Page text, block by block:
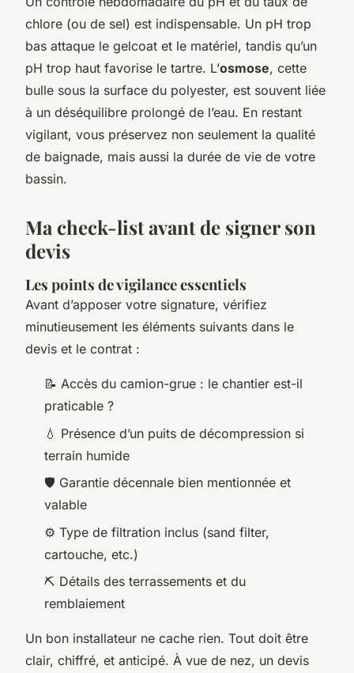
chlore (ou de sel) est indispensable. Un pH trop
bas attaque le gelcoat et le matériel, tandis qu’un
pH trop haut favorise le tartre. L’osmose, cette
bulle sous la surface du polyester, est souvent liée
à un déséquilibre prolongé de l’eau. En restant
vigilant, vous préservez non seulement la qualité
de baignade, mais aussi la durée de vie de votre
bassin.
Ma check-list avant de signer son
devis
Les points de vigilance essentiels
Avant d’apposer votre signature, vérifiez
minutieusement les éléments suivants dans le
devis et le contrat :
📝 Accès du camion-grue : le chantier est-il
praticable ?
💧 Présence d’un puits de décompression si
terrain humide
🛡️ Garantie décennale bien mentionnée et
valable
⚙️ Type de filtration inclus (sand filter,
cartouche, etc.)
⛏️ Détails des terrassements et du
remblaiement
Un bon installateur ne cache rien. Tout doit être
clair, chiffré, et anticipé. À vue de nez, un devis